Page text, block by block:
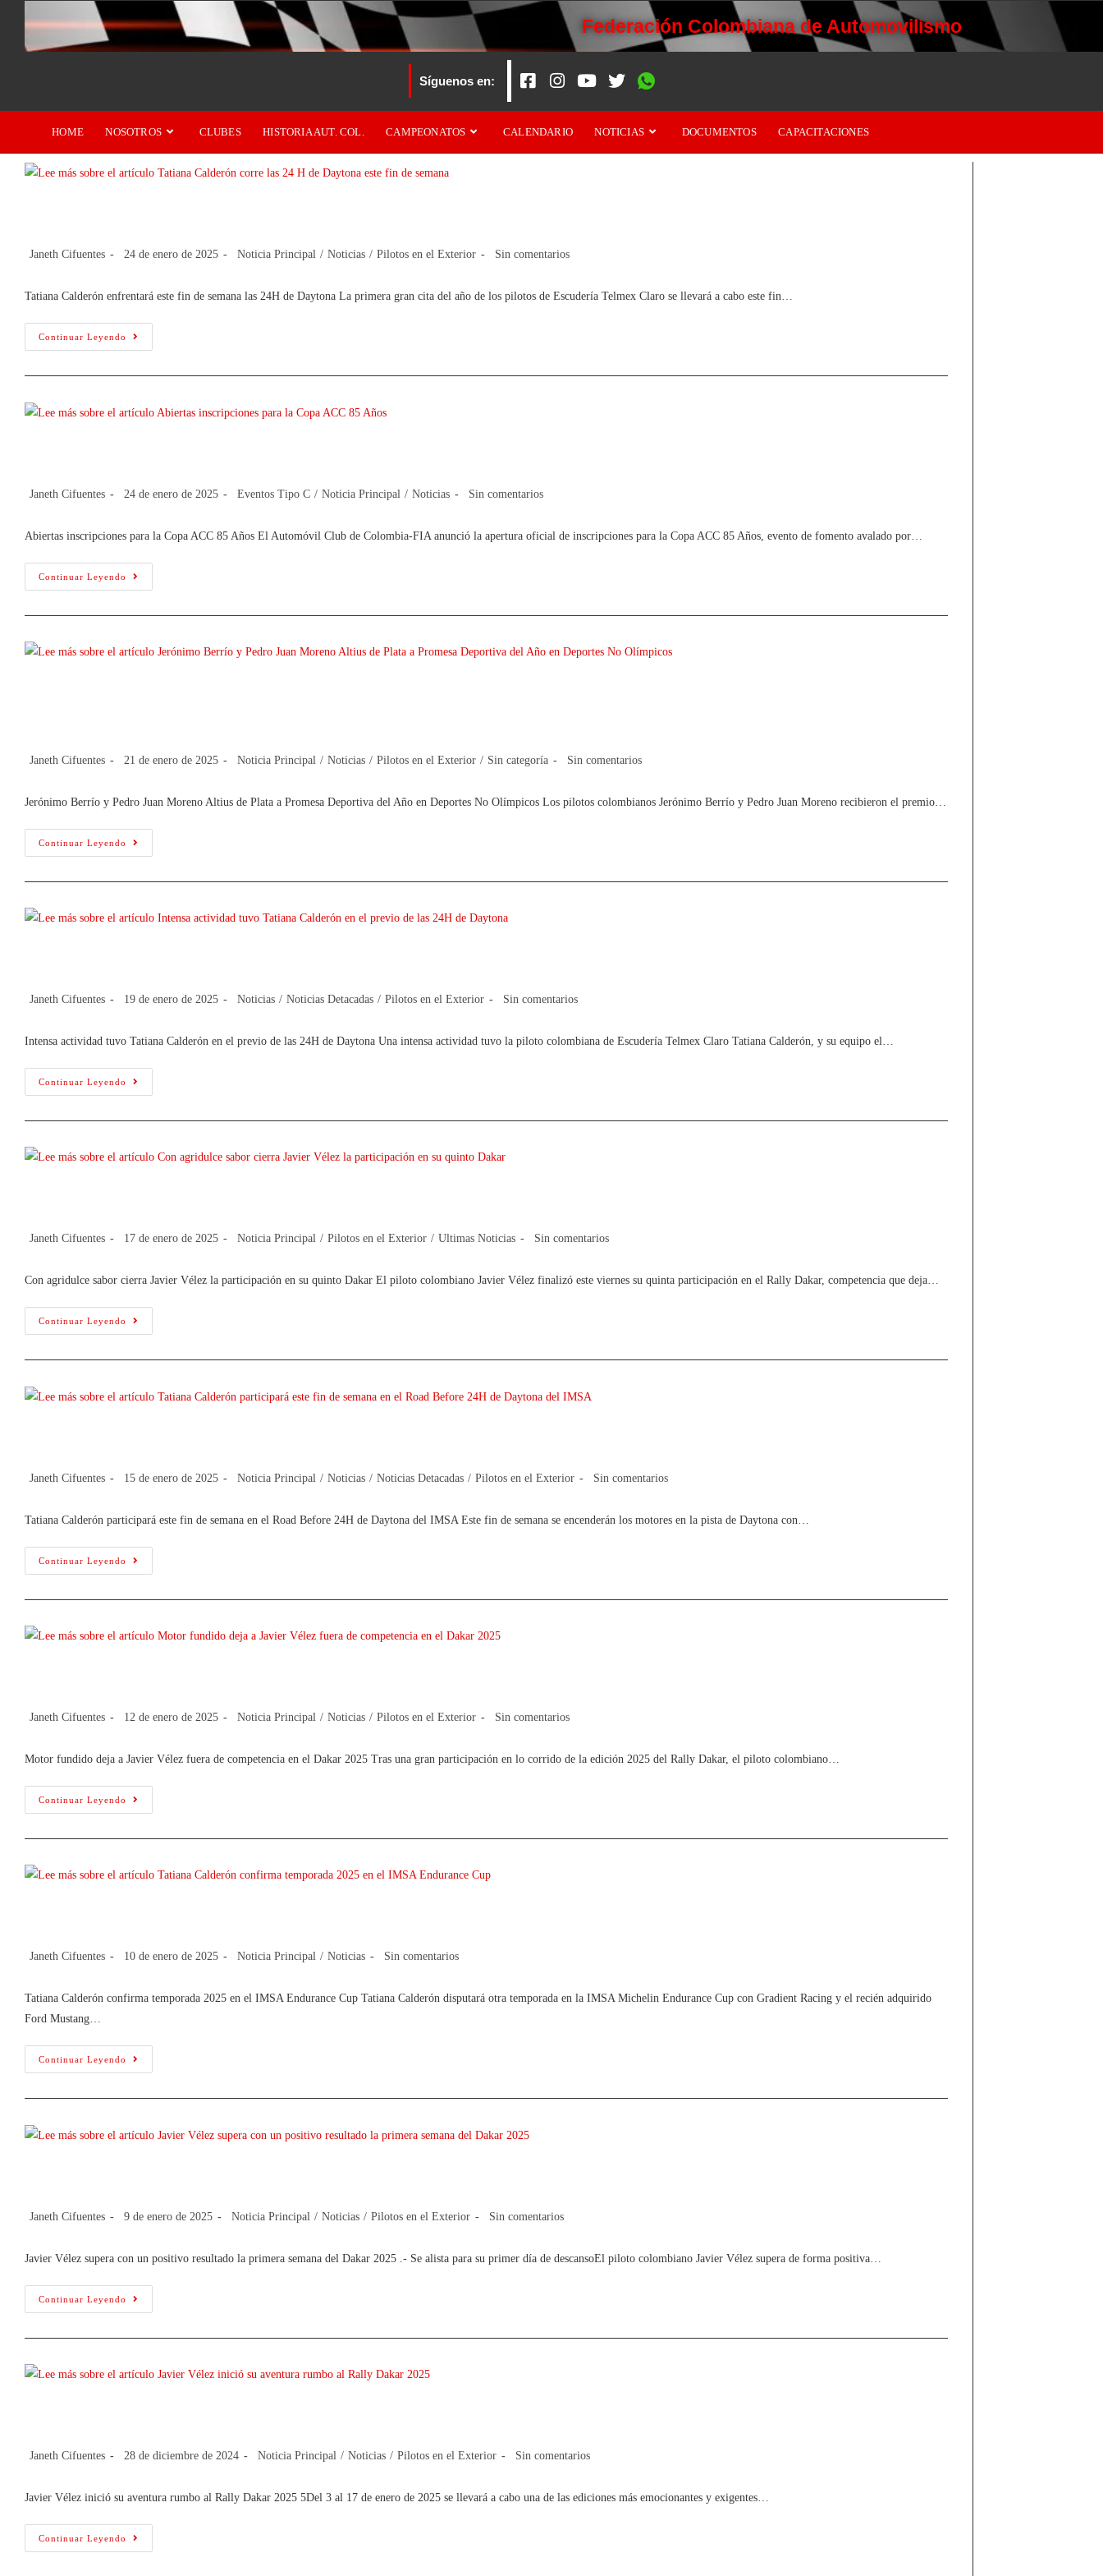
Federación Colombiana de Automovilismo
Síguenos en:
HOME NOSOTROS CLUBES HISTORIA AUT. COL. CAMPEONATOS CALENDARIO NOTICIAS DOCUMENTOS CAPACITACIONES
Janeth Cifuentes 24 de enero de 2025 Noticia Principal / Noticias / Pilotos en el Exterior Sin comentarios
Tatiana Calderón enfrentará este fin de semana las 24H de Daytona La primera gran cita del año de los pilotos de Escudería Telmex Claro se llevará a cabo este fin…
Continuar Leyendo
Janeth Cifuentes 24 de enero de 2025 Eventos Tipo C / Noticia Principal / Noticias Sin comentarios
Abiertas inscripciones para la Copa ACC 85 Años El Automóvil Club de Colombia-FIA anunció la apertura oficial de inscripciones para la Copa ACC 85 Años, evento de fomento avalado por…
Continuar Leyendo
Janeth Cifuentes 21 de enero de 2025 Noticia Principal / Noticias / Pilotos en el Exterior / Sin categoría Sin comentarios
Jerónimo Berrío y Pedro Juan Moreno Altius de Plata a Promesa Deportiva del Año en Deportes No Olímpicos Los pilotos colombianos Jerónimo Berrío y Pedro Juan Moreno recibieron el premio…
Continuar Leyendo
Janeth Cifuentes 19 de enero de 2025 Noticias / Noticias Detacadas / Pilotos en el Exterior Sin comentarios
Intensa actividad tuvo Tatiana Calderón en el previo de las 24H de Daytona Una intensa actividad tuvo la piloto colombiana de Escudería Telmex Claro Tatiana Calderón, y su equipo el…
Continuar Leyendo
Janeth Cifuentes 17 de enero de 2025 Noticia Principal / Pilotos en el Exterior / Ultimas Noticias Sin comentarios
Con agridulce sabor cierra Javier Vélez la participación en su quinto Dakar El piloto colombiano Javier Vélez finalizó este viernes su quinta participación en el Rally Dakar, competencia que deja…
Continuar Leyendo
Janeth Cifuentes 15 de enero de 2025 Noticia Principal / Noticias / Noticias Detacadas / Pilotos en el Exterior Sin comentarios
Tatiana Calderón participará este fin de semana en el Road Before 24H de Daytona del IMSA Este fin de semana se encenderán los motores en la pista de Daytona con…
Continuar Leyendo
Janeth Cifuentes 12 de enero de 2025 Noticia Principal / Noticias / Pilotos en el Exterior Sin comentarios
Motor fundido deja a Javier Vélez fuera de competencia en el Dakar 2025 Tras una gran participación en lo corrido de la edición 2025 del Rally Dakar, el piloto colombiano…
Continuar Leyendo
Janeth Cifuentes 10 de enero de 2025 Noticia Principal / Noticias Sin comentarios
Tatiana Calderón confirma temporada 2025 en el IMSA Endurance Cup Tatiana Calderón disputará otra temporada en la IMSA Michelin Endurance Cup con Gradient Racing y el recién adquirido
Ford Mustang…
Continuar Leyendo
Janeth Cifuentes 9 de enero de 2025 Noticia Principal / Noticias / Pilotos en el Exterior Sin comentarios
Javier Vélez supera con un positivo resultado la primera semana del Dakar 2025 .- Se alista para su primer día de descansoEl piloto colombiano Javier Vélez supera de forma positiva…
Continuar Leyendo
Janeth Cifuentes 28 de diciembre de 2024 Noticia Principal / Noticias / Pilotos en el Exterior Sin comentarios
Javier Vélez inició su aventura rumbo al Rally Dakar 2025 5Del 3 al 17 de enero de 2025 se llevará a cabo una de las ediciones más emocionantes y exigentes…
Continuar Leyendo